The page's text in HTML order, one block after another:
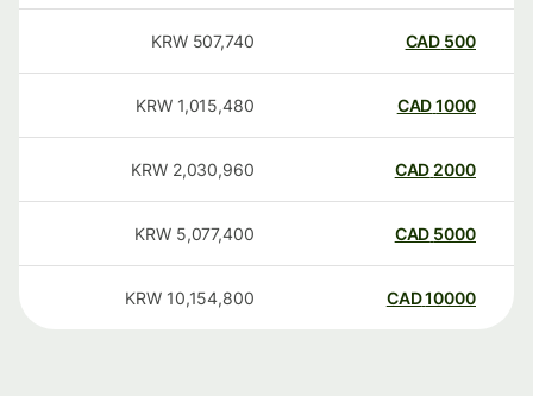
500
CAD
507,740
KRW
1000
CAD
1,015,480
KRW
2000
CAD
2,030,960
KRW
5000
CAD
5,077,400
KRW
10000
CAD
10,154,800
KRW